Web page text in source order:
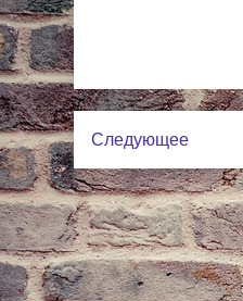
Следующее